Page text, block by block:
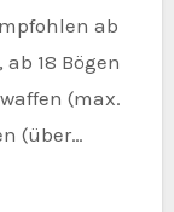
18 Bögen
(max.
(über…